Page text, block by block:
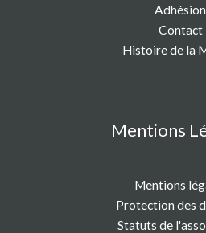
Adhésion
Contact
Histoire de la
Mentions
Mentions
Protection des
Statuts de